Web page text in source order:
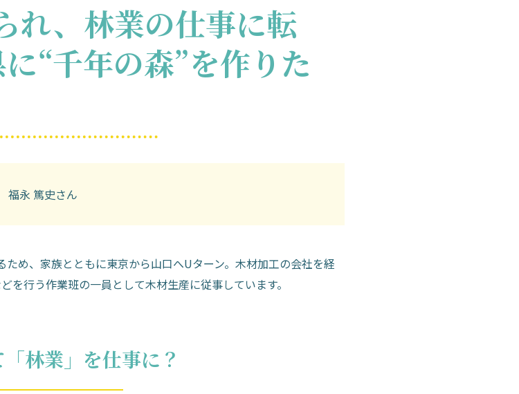
れ、林業の仕事に転
“千年の森”を作りた
永 篤史さん
め、家族とともに東京から山口へUターン。木材加工の会社を経
を行う作業班の一員として木材生産に従事しています。
林業」を仕事に？